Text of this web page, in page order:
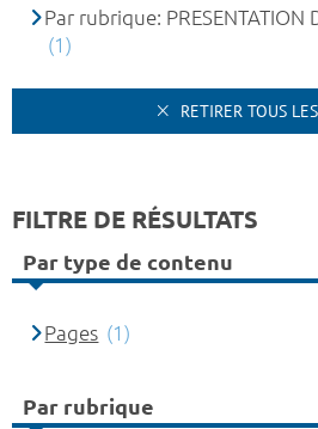
Par rubrique: PRESENTATION
(1)
RETIRER TOUS
FILTRE DE RÉSULTATS
Par type de contenu
Pages (1)
Par rubrique